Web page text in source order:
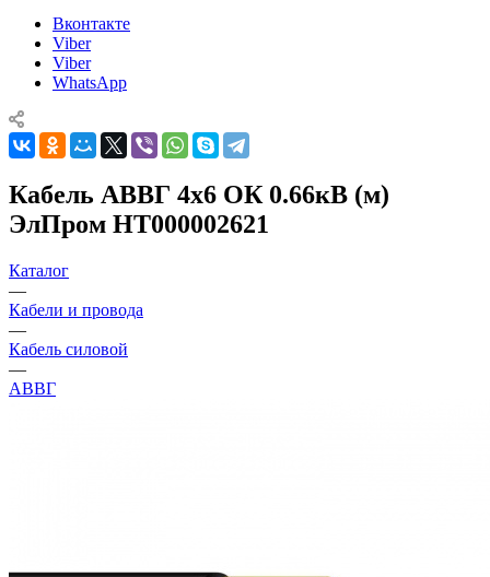
Вконтакте
Viber
Viber
WhatsApp
Кабель АВВГ 4х6 ОК 0.66кВ (м)
ЭлПром НТ000002621
Каталог
—
Кабели и провода
—
Кабель силовой
—
АВВГ